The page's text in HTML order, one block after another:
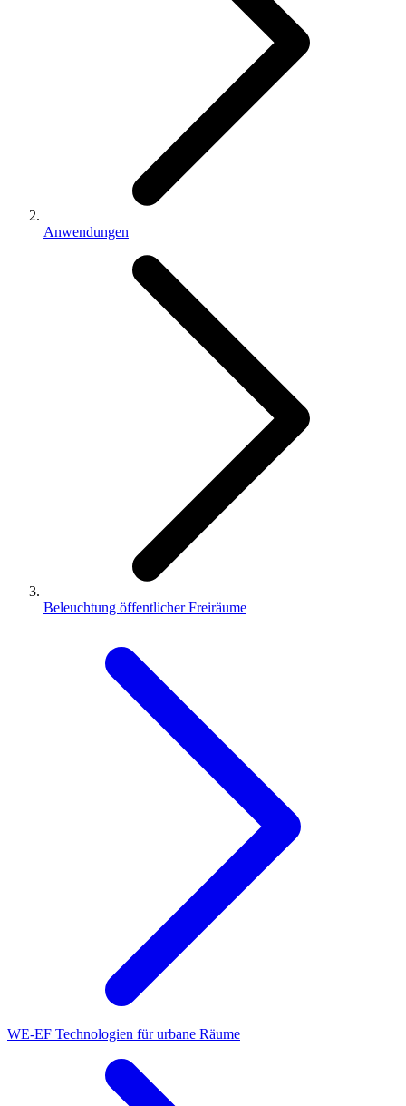
Anwendungen
Beleuchtung öffentlicher Freiräume
WE-EF Technologien für urbane Räume